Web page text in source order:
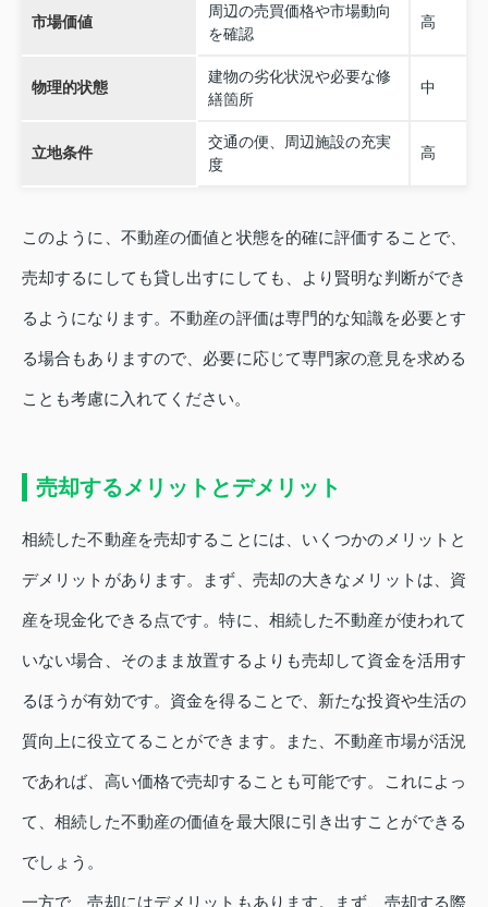
市場価値
周辺の売買価格や市場動向
を確認
高
物理的状態
建物の劣化状況や必要な修
繕箇所
中
立地条件
交通の便、周辺施設の充実
度
高
このように、不動産の価値と状態を的確に評価することで、
売却するにしても貸し出すにしても、より賢明な判断ができ
るようになります。不動産の評価は専門的な知識を必要とす
る場合もありますので、必要に応じて専門家の意見を求める
ことも考慮に入れてください。
売却するメリットとデメリット
相続した不動産を売却することには、いくつかのメリットと
デメリットがあります。まず、売却の大きなメリットは、資
産を現金化できる点です。特に、相続した不動産が使われて
いない場合、そのまま放置するよりも売却して資金を活用す
るほうが有効です。資金を得ることで、新たな投資や生活の
質向上に役立てることができます。また、不動産市場が活況
であれば、高い価格で売却することも可能です。これによっ
て、相続した不動産の価値を最大限に引き出すことができる
でしょう。
一方で、売却にはデメリットもあります。まず、売却する際